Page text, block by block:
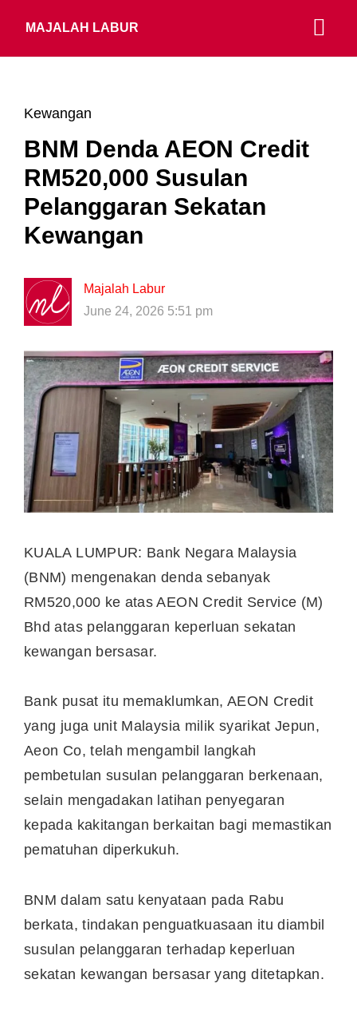
MAJALAH LABUR
Kewangan
BNM Denda AEON Credit
RM520,000 Susulan
Pelanggaran Sekatan
Kewangan
Majalah Labur
June 24, 2026 5:51 pm
KUALA LUMPUR: Bank Negara Malaysia
(BNM) mengenakan denda sebanyak
RM520,000 ke atas AEON Credit Service (M)
Bhd atas pelanggaran keperluan sekatan
kewangan bersasar.
Bank pusat itu memaklumkan, AEON Credit
yang juga unit Malaysia milik syarikat Jepun,
Aeon Co, telah mengambil langkah
pembetulan susulan pelanggaran berkenaan,
selain mengadakan latihan penyegaran
kepada kakitangan berkaitan bagi memastikan
pematuhan diperkukuh.
BNM dalam satu kenyataan pada Rabu
berkata, tindakan penguatkuasaan itu diambil
susulan pelanggaran terhadap keperluan
sekatan kewangan bersasar yang ditetapkan.